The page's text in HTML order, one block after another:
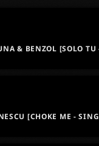
& BENZOL [SOLO
[CHOKE ME -